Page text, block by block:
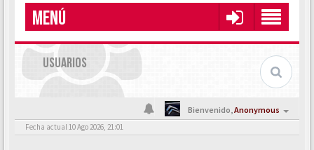
MENÚ
USUARIOS
Bienvenido,Anonymous
Fecha actual 10 Ago 2026, 21:01